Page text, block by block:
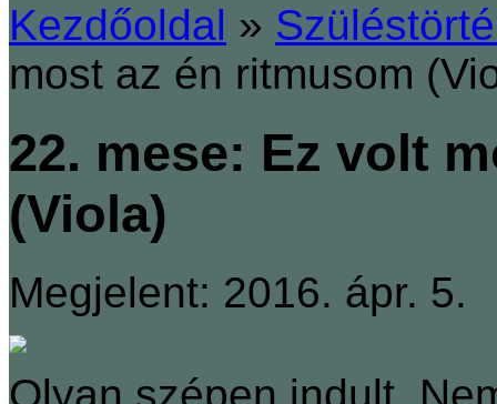
Kezdőoldal »
most az én ritmusom
22. mese: Ez volt
(Viola)
Megjelent: 2016. ápr. 5.
Olyan szépen indult.